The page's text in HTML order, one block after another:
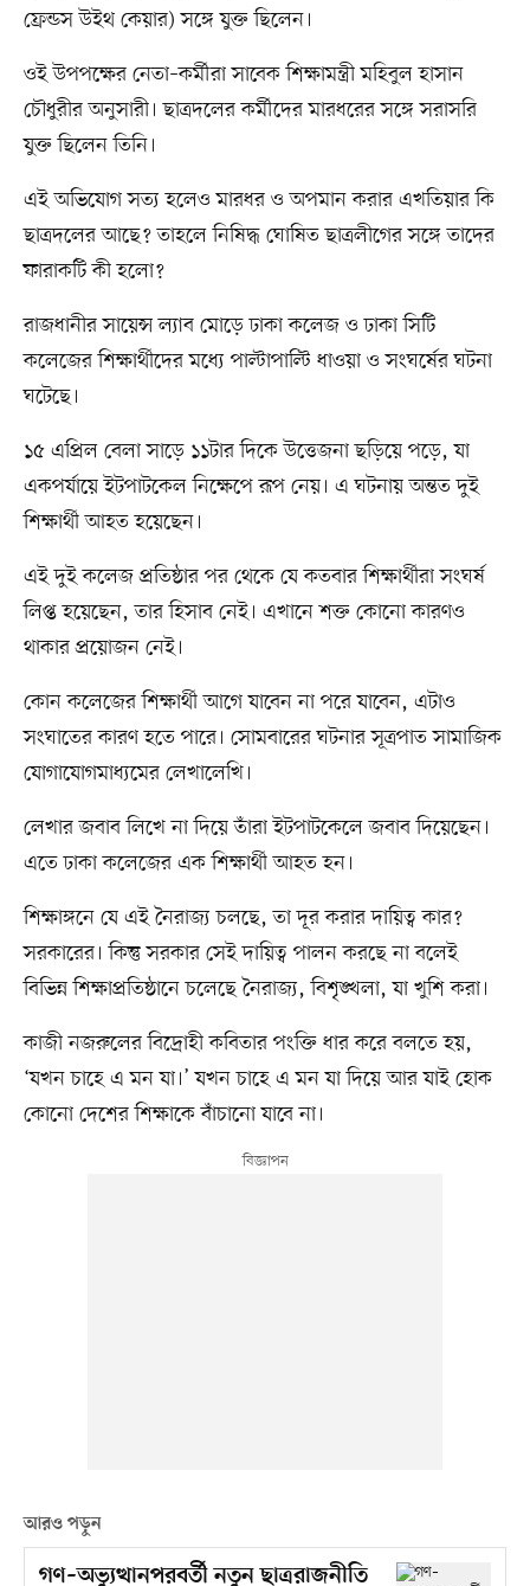
ফ্রেন্ডস উইথ কেয়ার) সঙ্গে যুক্ত ছিলেন।
ওই উপপক্ষের নেতা–কর্মীরা সাবেক শিক্ষামন্ত্রী মহিবুল হাসান
চৌধুরীর অনুসারী। ছাত্রদলের কর্মীদের মারধরের সঙ্গে সরাসরি
যুক্ত ছিলেন তিনি।
এই অভিযোগ সত্য হলেও মারধর ও অপমান করার এখতিয়ার কি
ছাত্রদলের আছে? তাহলে নিষিদ্ধ ঘোষিত ছাত্রলীগের সঙ্গে তাদের
ফারাকটি কী হলো?
রাজধানীর সায়েন্স ল্যাব মোড়ে ঢাকা কলেজ ও ঢাকা সিটি
কলেজের শিক্ষার্থীদের মধ্যে পাল্টাপাল্টি ধাওয়া ও সংঘর্ষের ঘটনা
ঘটেছে।
১৫ এপ্রিল বেলা সাড়ে ১১টার দিকে উত্তেজনা ছড়িয়ে পড়ে, যা
একপর্যায়ে ইটপাটকেল নিক্ষেপে রূপ নেয়। এ ঘটনায় অন্তত দুই
শিক্ষার্থী আহত হয়েছেন।
এই দুই কলেজ প্রতিষ্ঠার পর থেকে যে কতবার শিক্ষার্থীরা সংঘর্ষ
লিপ্ত হয়েছেন, তার হিসাব নেই। এখানে শক্ত কোনো কারণও
থাকার প্রয়োজন নেই।
কোন কলেজের শিক্ষার্থী আগে যাবেন না পরে যাবেন, এটাও
সংঘাতের কারণ হতে পারে। সোমবারের ঘটনার সূত্রপাত সামাজিক
যোগাযোগমাধ্যমের লেখালেখি।
লেখার জবাব লিখে না দিয়ে তাঁরা ইটপাটকেলে জবাব দিয়েছেন।
এতে ঢাকা কলেজের এক শিক্ষার্থী আহত হন।
শিক্ষাঙ্গনে যে এই নৈরাজ্য চলছে, তা দূর করার দায়িত্ব কার?
সরকারের। কিন্তু সরকার সেই দায়িত্ব পালন করছে না বলেই
বিভিন্ন শিক্ষাপ্রতিষ্ঠানে চলেছে নৈরাজ্য, বিশৃঙ্খলা, যা খুশি করা।
কাজী নজরুলের বিদ্রোহী কবিতার পংক্তি ধার করে বলতে হয়,
‘যখন চাহে এ মন যা।’ যখন চাহে এ মন যা দিয়ে আর যাই হোক
কোনো দেশের শিক্ষাকে বাঁচানো যাবে না।
আরও পড়ুন
গণ–অভ্যুত্থানপরবর্তী নতুন ছাত্ররাজনীতি